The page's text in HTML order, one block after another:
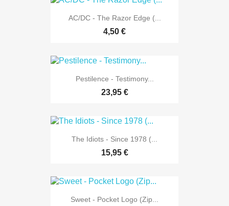
AC/DC - The Razor Edge (...
4,50 €
Pestilence - Testimony...
23,95 €
The Idiots - Since 1978 (...
15,95 €
Sweet - Pocket Logo (Zip...